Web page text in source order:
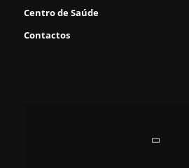
Centro de Saúde
Contactos